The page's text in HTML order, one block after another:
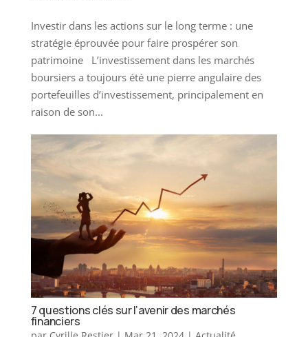
Investir dans les actions sur le long terme : une
stratégie éprouvée pour faire prospérer son
patrimoine L’investissement dans les marchés
boursiers a toujours été une pierre angulaire des
portefeuilles d’investissement, principalement en
raison de son...
7 questions clés sur l’avenir des marchés
financiers